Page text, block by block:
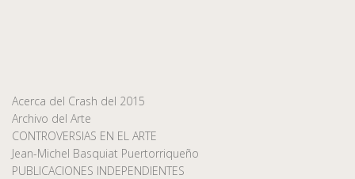
Acerca del Crash del 2015
Archivo del Arte
CONTROVERSIAS EN EL ARTE
Jean-Michel Basquiat Puertorriqueño
PUBLICACIONES INDEPENDIENTES